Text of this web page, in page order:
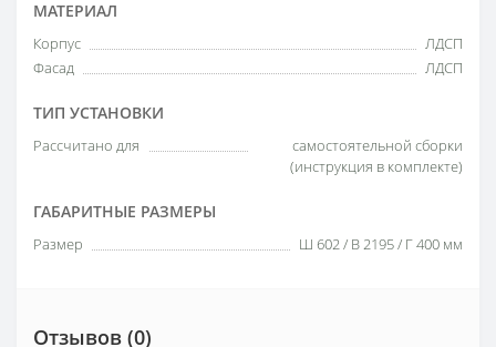
МАТЕРИАЛ
Корпус
ЛДСП
Фасад
ЛДСП
ТИП УСТАНОВКИ
Рассчитано для
самостоятельной сборки
(инструкция в комплекте)
ГАБАРИТНЫЕ РАЗМЕРЫ
Размер Ш 602 / В 2195 / Г 400 мм
Отзывов (0)